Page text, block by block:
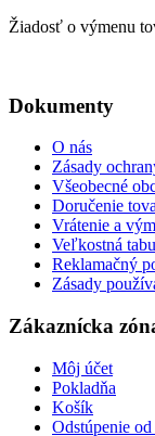
Žiadosť o výmenu
Dokumenty
O nás
Zásady
Všeobecné
Doručenie
Vrátenie a
Veľkostná
Reklamačný
Zásady
Zákaznícka
Môj účet
Pokladňa
Košík
Odstúpenie